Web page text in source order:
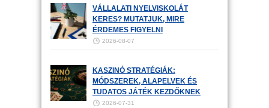
VÁLLALATI NYELVISKOLÁT
KERES? MUTATJUK, MIRE
ÉRDEMES FIGYELNI
2026-08-07
KASZINÓ STRATÉGIÁK:
MÓDSZEREK, ALAPELVEK ÉS
TUDATOS JÁTÉK KEZDŐKNEK
2026-07-31